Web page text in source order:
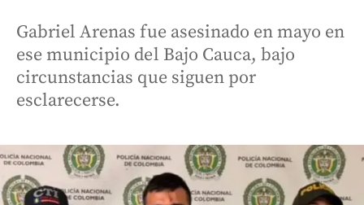
Gabriel Arenas fue asesinado en mayo en
ese municipio del Bajo Cauca, bajo
circunstancias que siguen por
esclarecerse.